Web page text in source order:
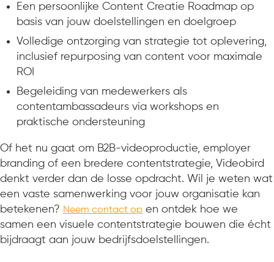
Een persoonlijke Content Creatie Roadmap op
basis van jouw doelstellingen en doelgroep
Volledige ontzorging van strategie tot oplevering,
inclusief repurposing van content voor maximale
ROI
Begeleiding van medewerkers als
contentambassadeurs via workshops en
praktische ondersteuning
Of het nu gaat om B2B-videoproductie, employer
branding of een bredere contentstrategie, Videobird
denkt verder dan de losse opdracht. Wil je weten wat
een vaste samenwerking voor jouw organisatie kan
betekenen? Neem contact op en ontdek hoe we
samen een visuele contentstrategie bouwen die écht
bijdraagt aan jouw bedrijfsdoelstellingen.